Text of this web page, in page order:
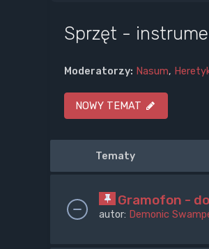
Sprzęt -
Moderatorzy: Nasum,
NOWY TEMAT
Tematy
Gramofon -
autor: Demonic